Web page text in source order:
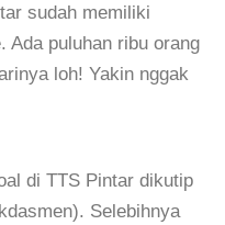
sudah memiliki
Ada puluhan ribu orang
loh! Yakin nggak
di TTS Pintar dikutip
Selebihnya